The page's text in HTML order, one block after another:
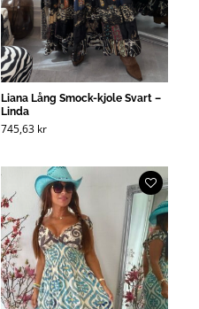
Liana Lång Smock-kjole Svart –
Linda
745,63 kr